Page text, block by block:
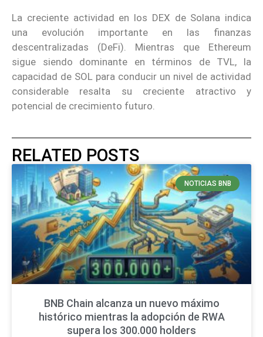
La creciente actividad en los DEX de Solana indica
una evolución importante en las finanzas
descentralizadas (DeFi). Mientras que Ethereum
sigue siendo dominante en términos de TVL, la
capacidad de SOL para conducir un nivel de actividad
considerable resalta su creciente atractivo y
potencial de crecimiento futuro.
RELATED POSTS
NOTICIAS BNB
BNB Chain alcanza un nuevo máximo
histórico mientras la adopción de RWA
supera los 300.000 holders